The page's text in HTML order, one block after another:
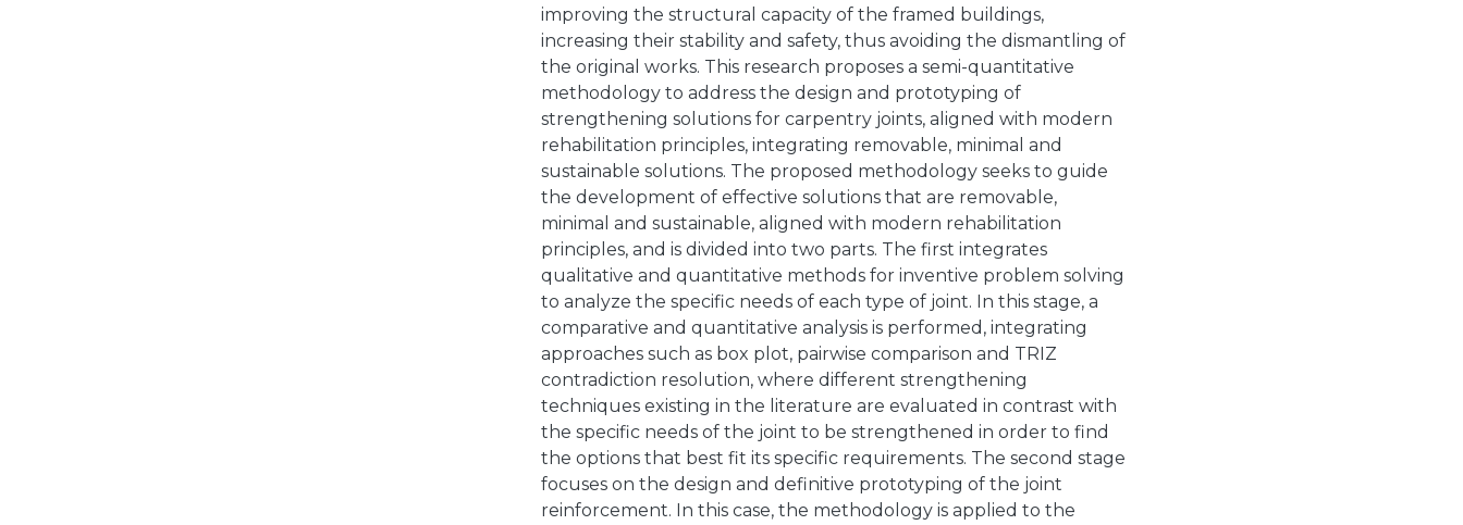
improving the structural capacity of the framed buildings,
increasing their stability and safety, thus avoiding the dismantling of
the original works. This research proposes a semi-quantitative
methodology to address the design and prototyping of
strengthening solutions for carpentry joints, aligned with modern
rehabilitation principles, integrating removable, minimal and
sustainable solutions. The proposed methodology seeks to guide
the development of effective solutions that are removable,
minimal and sustainable, aligned with modern rehabilitation
principles, and is divided into two parts. The first integrates
qualitative and quantitative methods for inventive problem solving
to analyze the specific needs of each type of joint. In this stage, a
comparative and quantitative analysis is performed, integrating
approaches such as box plot, pairwise comparison and TRIZ
contradiction resolution, where different strengthening
techniques existing in the literature are evaluated in contrast with
the specific needs of the joint to be strengthened in order to find
the options that best fit its specific requirements. The second stage
focuses on the design and definitive prototyping of the joint
reinforcement. In this case, the methodology is applied to the